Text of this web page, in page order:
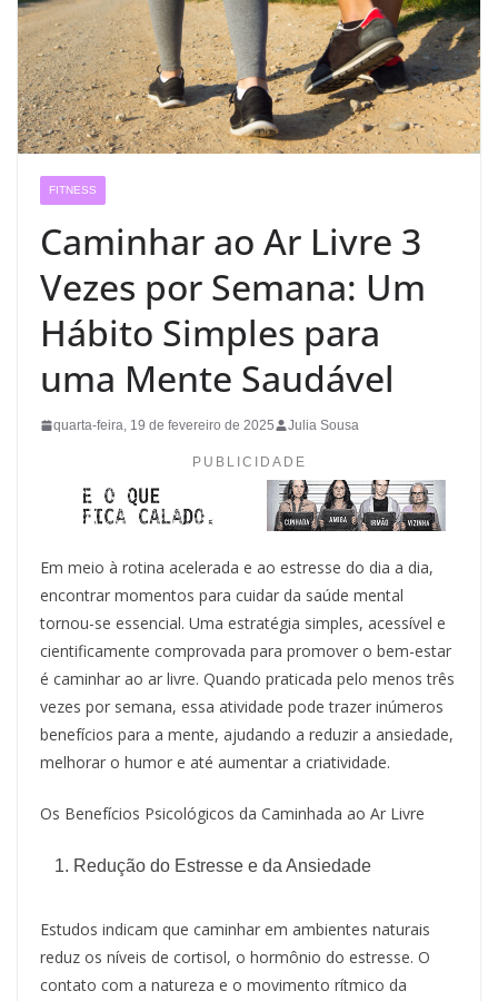
FITNESS
Caminhar ao Ar Livre 3
Vezes por Semana: Um
Hábito Simples para
uma Mente Saudável
quarta-feira, 19 de fevereiro de 2025 Julia Sousa
PUBLICIDADE
Em meio à rotina acelerada e ao estresse do dia a dia,
encontrar momentos para cuidar da saúde mental
tornou-se essencial. Uma estratégia simples, acessível e
cientificamente comprovada para promover o bem-estar
é caminhar ao ar livre. Quando praticada pelo menos três
vezes por semana, essa atividade pode trazer inúmeros
benefícios para a mente, ajudando a reduzir a ansiedade,
melhorar o humor e até aumentar a criatividade.
Os Benefícios Psicológicos da Caminhada ao Ar Livre
Redução do Estresse e da Ansiedade
Estudos indicam que caminhar em ambientes naturais
reduz os níveis de cortisol, o hormônio do estresse. O
contato com a natureza e o movimento rítmico da